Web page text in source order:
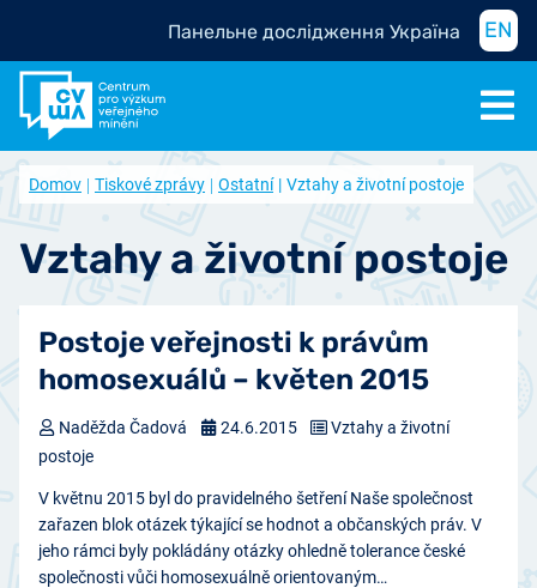
Панельне дослідження Україна EN
Domov Tiskové zprávy Ostatní Vztahy a životní postoje
Vztahy a životní postoje
Postoje veřejnosti k právům
homosexuálů – květen 2015
V květnu 2015 byl do pravidelného šetření Naše společnost
zařazen blok otázek týkající se hodnot a občanských práv. V
jeho rámci byly pokládány otázky ohledně tolerance české
společnosti vůči homosexuálně orientovaným…
Naděžda Čadová 24.6.2015
Vztahy a životní
postoje